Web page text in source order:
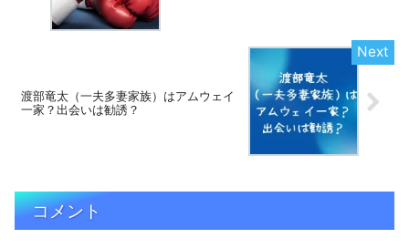
渡部竜太（一夫多妻家族）はアムウェイ
一家？出会いは勧誘？
コメント